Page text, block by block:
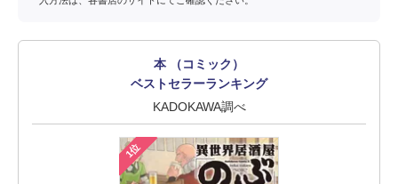
本 （コミック）
ベストセラーランキング
KADOKAWA調べ
1位